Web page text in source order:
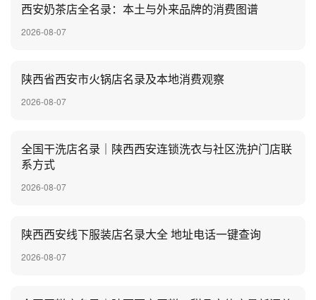
‌西安奶茶店全名录：本土与外来品牌的消费图谱
2026-08-07
陕西省西安市火锅店名录及本地消费观察
2026-08-07
全国干洗店名录｜陕西西安连锁洗衣与社区洗护门店联
系方式
2026-08-07
陕西西安线下服装店名录大全 地址电话一键查询
2026-08-07